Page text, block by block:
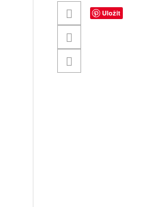
Uložit